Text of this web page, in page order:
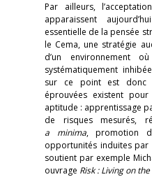
Par ailleurs,
apparaissent
essentielle de la pensée
le Cema, une stratégie
d’un environnement
systématiquement
sur ce point est donc
éprouvées existent
aptitude : apprentissage
de risques mesurés,
a minima, promotion
opportunités induites
soutient par exemple
ouvrage Risk : Living on